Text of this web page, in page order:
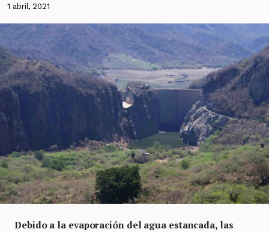
1 abril, 2021
Debido a la evaporación del agua estancada, las